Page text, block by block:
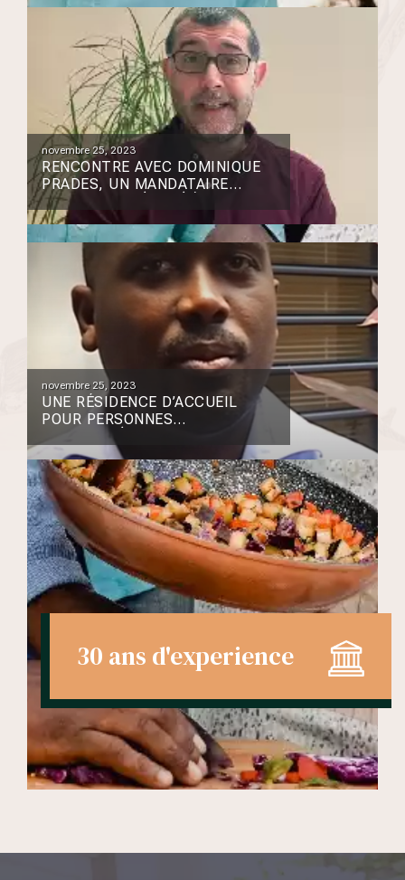
novembre 25, 2023
RENCONTRE AVEC DOMINIQUE
PRADES, UN MANDATAIRE
JUDICIAIRE DÉVOUÉ À LA
PROTECTION DES MAJEURS
novembre 25, 2023
UNE RÉSIDENCE D’ACCUEIL
POUR PERSONNES
HANDICAPÉES
30 ans d'experience